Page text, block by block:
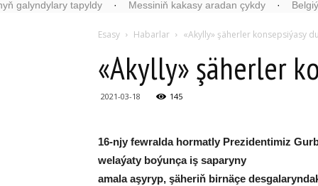
tapyldy · Messiniň kakasy aradan çykdy · Belgiýada
Esasy Habarlar «Akylly» şäherler konsepsiýasy
«Akylly» şäherler
2021-03-18 145
16-njy fewralda hormatly Prezidentimiz
welaýaty boýunça iş saparyny
amala aşyryp, şäheriň birnäçe